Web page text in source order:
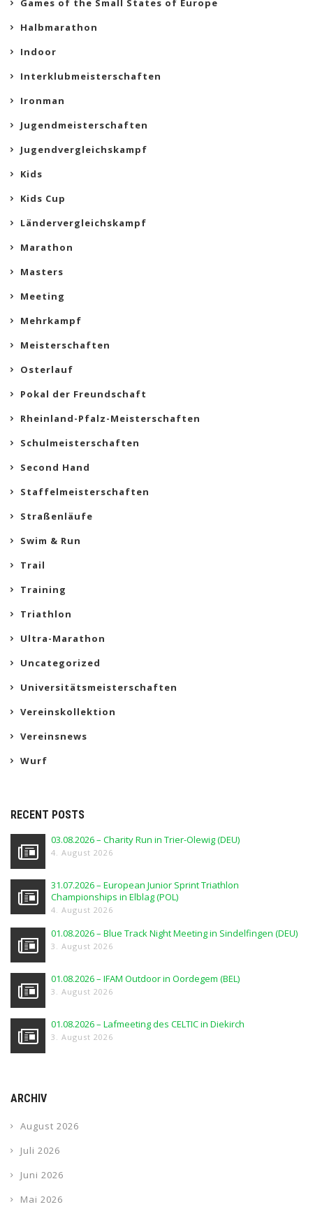
Games of the Small States of Europe
Halbmarathon
Indoor
Interklubmeisterschaften
Ironman
Jugendmeisterschaften
Jugendvergleichskampf
Kids
Kids Cup
Ländervergleichskampf
Marathon
Masters
Meeting
Mehrkampf
Meisterschaften
Osterlauf
Pokal der Freundschaft
Rheinland-Pfalz-Meisterschaften
Schulmeisterschaften
Second Hand
Staffelmeisterschaften
Straßenläufe
Swim & Run
Trail
Training
Triathlon
Ultra-Marathon
Uncategorized
Universitätsmeisterschaften
Vereinskollektion
Vereinsnews
Wurf
RECENT POSTS
03.08.2026 – Charity Run in Trier-Olewig (DEU)
4. August 2026
31.07.2026 – European Junior Sprint Triathlon
Championships in Elblag (POL)
4. August 2026
01.08.2026 – Blue Track Night Meeting in Sindelfingen (DEU)
3. August 2026
01.08.2026 – IFAM Outdoor in Oordegem (BEL)
3. August 2026
01.08.2026 – Lafmeeting des CELTIC in Diekirch
3. August 2026
ARCHIV
August 2026
Juli 2026
Juni 2026
Mai 2026